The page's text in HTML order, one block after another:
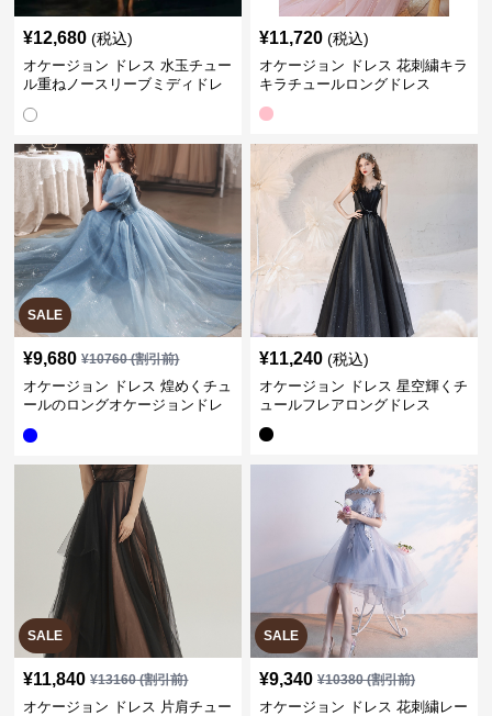
¥12,680 (税込)
オケージョン ドレス 水玉チュー
ル重ねノースリーブミディドレ
¥11,720 (税込)
オケージョン ドレス 花刺繍キラ
キラチュールロングドレス
SALE
¥9,680 ¥10760(割引前)
オケージョン ドレス 煌めくチュ
ールのロングオケージョンドレ
¥11,240 (税込)
オケージョン ドレス 星空輝くチ
ュールフレアロングドレス
SALE
¥11,840 ¥13160(割引前)
オケージョン ドレス 片肩チュー
SALE
¥9,340 ¥10380(割引前)
オケージョン ドレス 花刺繍レー